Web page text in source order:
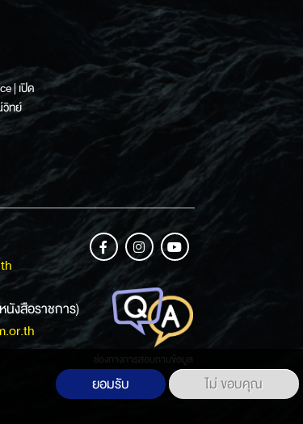
| เปิด
ทย์
งสือราชการ)
ช่องทางการสอบถามข้อมูล
ยอมรับ ไม่ ขอบคุณ